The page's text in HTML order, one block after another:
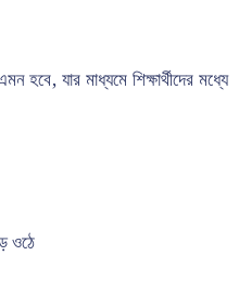
হবে, যার মাধ্যমে শিক্ষার্থীদের মধ্যে
ওঠে